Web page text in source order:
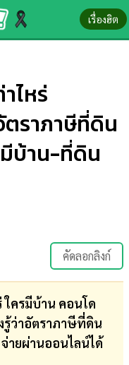
เรื่องฮิต
ไหร่
ราภาษีที่ดิน
บ้าน-ที่ดิน
คัดลอกลิงก์
ใครมีบ้าน คอนโด
รู้ว่าอัตราภาษีที่ดิน
ายผ่านออนไลน์ได้